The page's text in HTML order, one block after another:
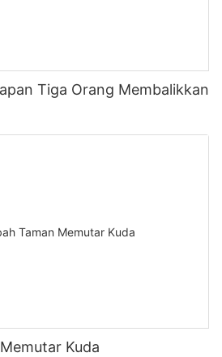
Tiga Orang Membalikkan
Kuda